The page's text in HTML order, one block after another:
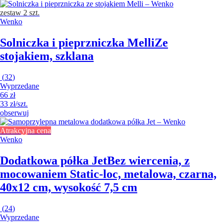
zestaw 2 szt.
Wenko
Solniczka i pieprzniczka MelliZe
stojakiem, szklana
(32)
Wyprzedane
66 zł
33 zł/szt.
obserwuj
Atrakcyjna cena
Wenko
Dodatkowa półka JetBez wiercenia, z
mocowaniem Static-loc, metalowa, czarna,
40x12 cm, wysokość 7,5 cm
(24)
Wyprzedane